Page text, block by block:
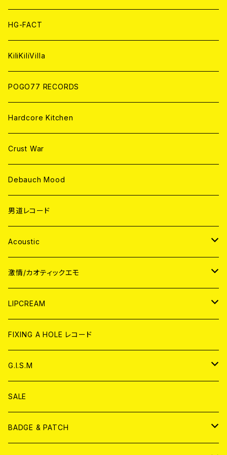
ANALOG
ANALOG
CD
ANALOG
HG-FACT
KiliKiliVilla
POGO77 RECORDS
Hardcore Kitchen
Crust War
Debauch Mood
男道レコード
Acoustic
JAPAN
CD
ANALOG
WORLD
CD
ANALOG
激情/カオティックエモ
JAPAN
CD
ANALOG
WORLD
CD
ANALOG
LIPCREAM
CD
アナログ
DVD
T-shirt & WEAR
FIXING A HOLE レコード
G.I.S.M
CD
ANALOG
SALE
BADGE & PATCH